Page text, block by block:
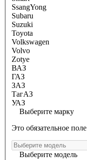
SsangYong
Subaru
Suzuki
Toyota
Volkswagen
Volvo
Zotye
ВАЗ
ГАЗ
ЗАЗ
ТагАЗ
УАЗ
Выберите марку
Это обязательное поле
Выберите модель